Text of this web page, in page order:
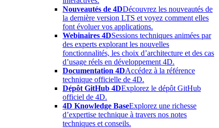
Nouveautés de 4DDécouvrez les nouveautés de
la dernière version LTS et voyez comment elles
font évoluer vos applications.
Webinaires 4DSessions techniques animées par
des experts explorant les nouvelles
fonctionnalités, les choix d’architecture et des cas
d’usage réels en développement 4D.
Documentation 4DAccédez à la référence
technique officielle de 4D.
Dépôt GitHub 4DExplorez le dépôt GitHub
officiel de 4D.
4D Knowledge BaseExplorez une richesse
d’expertise technique à travers nos notes
techniques et conseils.